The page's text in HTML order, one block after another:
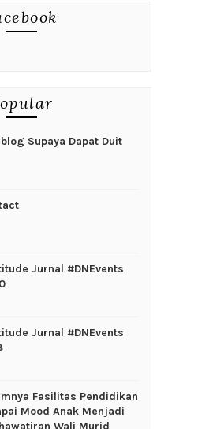
Supaya Dapat Duit
Jurnal #DNEvents
Jurnal #DNEvents
Fasilitas Pendidikan
Mood Anak Menjadi
Wali Murid